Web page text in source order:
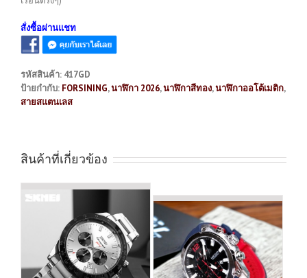
สั่งซื้อผ่านแชท
รหัสสินค้า: 417GD
ป้ายกำกับ: FORSINING,นาฬิกา 2026,นาฬิกาสีทอง,นาฬิกาออโต้เมติก,
สายสแตนเลส
สินค้าที่เกี่ยวข้อง